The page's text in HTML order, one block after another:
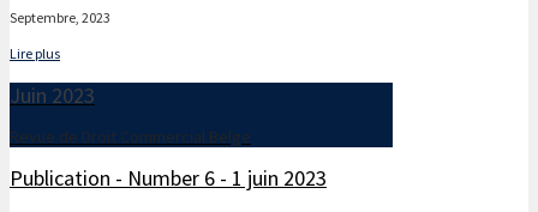
Septembre, 2023
Lire plus
Juin 2023
Revue de Droit Commercial Belge
Publication - Number 6 - 1 juin 2023